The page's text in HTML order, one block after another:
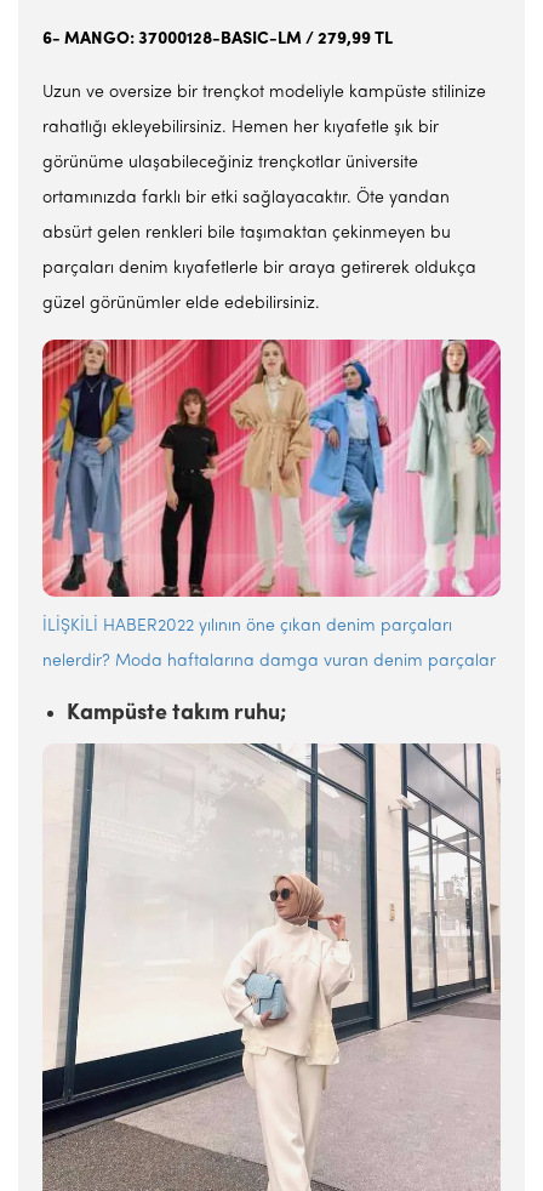
6- MANGO: 37000128-BASIC-LM / 279,99 TL
Uzun ve oversize bir trençkot modeliyle kampüste stilinize
rahatlığı ekleyebilirsiniz. Hemen her kıyafetle şık bir
görünüme ulaşabileceğiniz trençkotlar üniversite
ortamınızda farklı bir etki sağlayacaktır. Öte yandan
absürt gelen renkleri bile taşımaktan çekinmeyen bu
parçaları denim kıyafetlerle bir araya getirerek oldukça
güzel görünümler elde edebilirsiniz.
İLİŞKİLİ HABER2022 yılının öne çıkan denim parçaları
nelerdir? Moda haftalarına damga vuran denim parçalar
Kampüste takım ruhu;